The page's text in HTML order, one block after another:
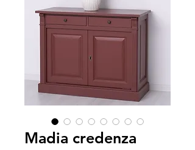
Madia credenza